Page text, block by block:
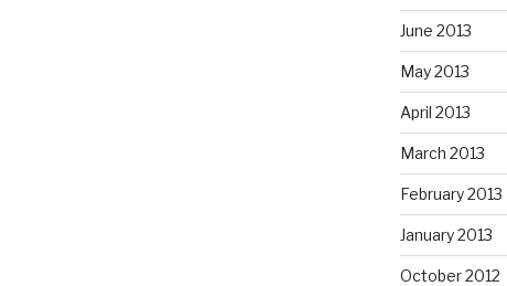
June 2013
May 2013
April 2013
March 2013
February 2013
January 2013
October 2012